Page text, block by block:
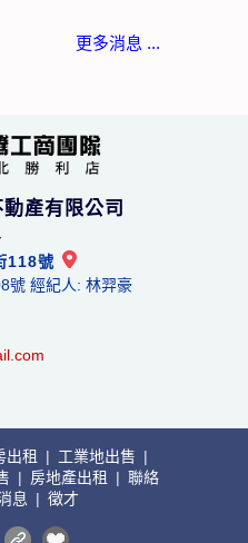
更多消息 ...
產有限公司
118號
號 經紀人: 林羿豪
出租 | 工業地出售 |
| 房地產出租 | 聯絡
息 | 徵才